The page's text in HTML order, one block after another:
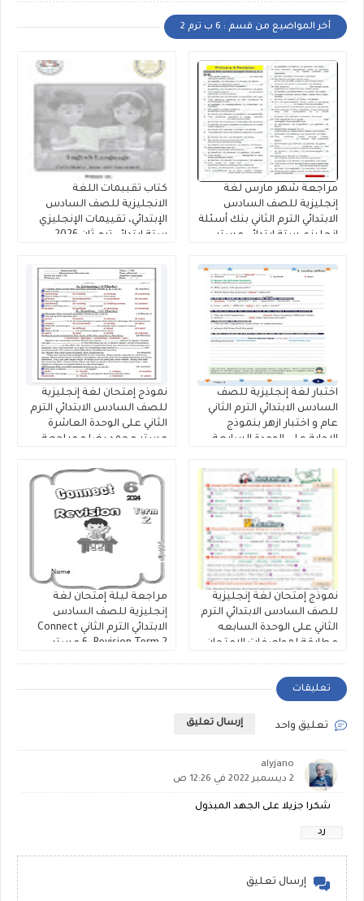
أخر المواضيع من قسم : 6 ب ترم 2
مراجعة شهر مارس لغة
إنجليزية للصف السادس
الابتدائي الترم الثاني بنك أسئلة
إنجليزي ستة ابتدائي مستر
كتاب تقببمات اللغة
الانجليزية للصف السادس
الإبتدائي، تقييمات الإنجليزي
ستة ابتدائي ترم ثان 2026
اختبار لغة إنجليزية للصف
السادس الابتدائي الترم الثاني
عام و اختبار ازهر بنموذج
الاجابة على الوحدة السابعة
نموذج إمتحان لغة إنجليزية
للصف السادس الابتدائي الترم
الثاني على الوحدة العاشرة
مستر محمد رضا و مراجعة
نموذج إمتحان لغة إنجليزية
للصف السادس الابتدائي الترم
الثاني على الوحدة السابعه
مطابقة لمواصفات الامتحان
مراجعة ليلة إمتحان لغة
إنجليزية للصف السادس
الابتدائي الترم الثاني Connect
6. Revision Term 2 مستر
تعليقات
تعليق واحد إرسال تعليق
alyjano
2 ديسمبر 2022 في 12:26 ص
شكرا جزيلا على الجهد المبذول
رد
إرسال تعليق